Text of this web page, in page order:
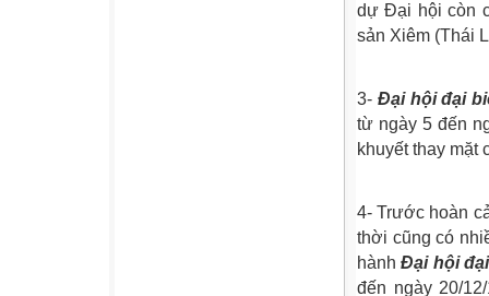
dự Đại hội còn
sản Xiêm (Thái
3- Đại hội đại
từ ngày 5 đến
khuyết thay
4- Trước hoàn
thời cũng có
hànhĐại hội
đến ngày 20/